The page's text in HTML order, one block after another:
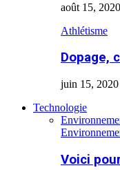
août 15, 2020
Athlétisme
Dopage,
juin 15, 2020
Technologie
Voici